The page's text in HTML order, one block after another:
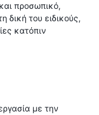
προσωπικό,
δική του ειδικούς,
κατόπιν
με την